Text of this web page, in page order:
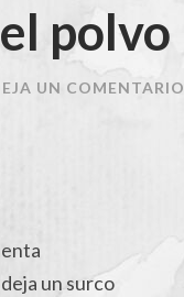
polvo
UN COMENTARIO
un surco